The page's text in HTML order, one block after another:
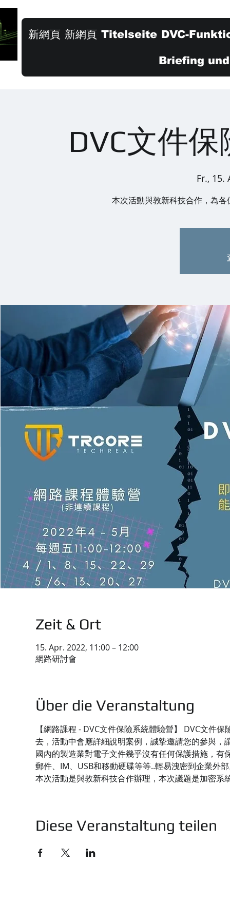
新網頁 新網頁 Titelseite DVC-
Briefing
DVC文件
Fr., 15.
本次活動與敦新科技合作，為
Zeit & Ort
15. Apr. 2022, 11:00 – 12:00
網路研討會
Über die Veranstaltung
【網路課程 - DVC文件保險系統體驗營】 DVC文件
去，活動中會應詳細說明案例，誠摯邀請您的參與，
國內的製造業對電子文件幾乎沒有任何保護措施，
郵件、IM、USB和移動硬碟等等..輕易洩密到企業外
本次活動是與敦新科技合作辦理，本次議題是加密系
Diese Veranstaltung teilen